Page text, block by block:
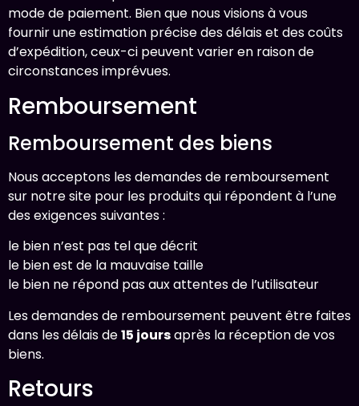
mode de paiement. Bien que nous visions à vous
fournir une estimation précise des délais et des coûts
d’expédition, ceux-ci peuvent varier en raison de
circonstances imprévues.
Remboursement
Remboursement des biens
Nous acceptons les demandes de remboursement
sur notre site pour les produits qui répondent à l’une
des exigences suivantes :
le bien n’est pas tel que décrit
le bien est de la mauvaise taille
le bien ne répond pas aux attentes de l’utilisateur
Les demandes de remboursement peuvent être faites
dans les délais de15 joursaprès la réception de vos
biens.
Retours